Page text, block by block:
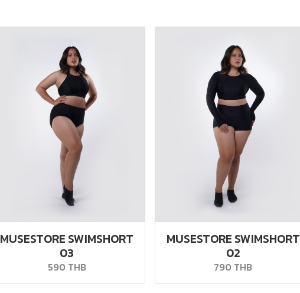
MUSESTORE SWIMSHORT
03
590 THB
MUSESTORE SWIMSHORT
02
790 THB